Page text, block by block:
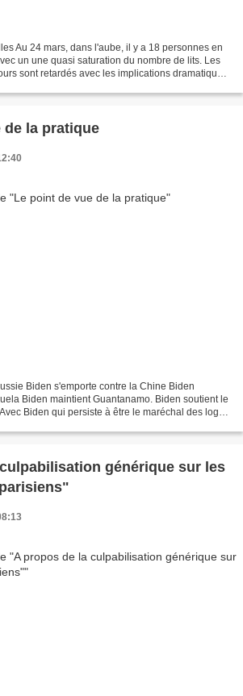
Au 24 mars, dans l'aube, il y a 18 personnes en
un une quasi saturation du nombre de lits. Les
sont retardés avec les implications dramatique
de la pratique
Biden s'emporte contre la Chine Biden
Biden maintient Guantanamo. Biden soutient le
Biden qui persiste à être le maréchal des logis-
générique sur les